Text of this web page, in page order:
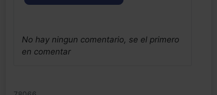
No hay ningun comentario, se el primero
en comentar